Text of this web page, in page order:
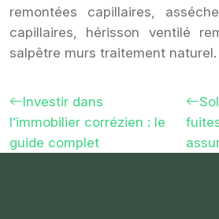
remontées capillaires,
capillaires, hérisson ventilé
salpêtre murs traitement naturel.
Investir dans
l’immobilier corrézien : le
guide complet